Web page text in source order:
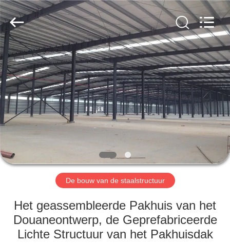
HUIS
PRODUCTEN
VIDEO'S
VR
-
OVER
ONS
Qingdao
KaFa
Fabrication
Co.,
Ltd..
All
Rights
Reserved.
De bouw van de staalstructuur
Het geassembleerde Pakhuis van het
Douaneontwerp, de Geprefabriceerde
Lichte Structuur van het Pakhuisdak